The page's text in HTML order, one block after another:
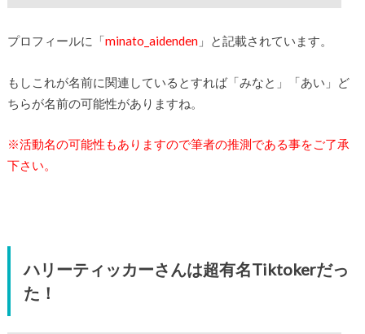
プロフィールに「minato_aidenden」と記載されています。
もしこれが名前に関連しているとすれば「みなと」「あい」ど
ちらが名前の可能性がありますね。
※活動名の可能性もありますので筆者の推測である事をご了承
下さい。
ハリーティッカーさんは超有名Tiktokerだっ
た！